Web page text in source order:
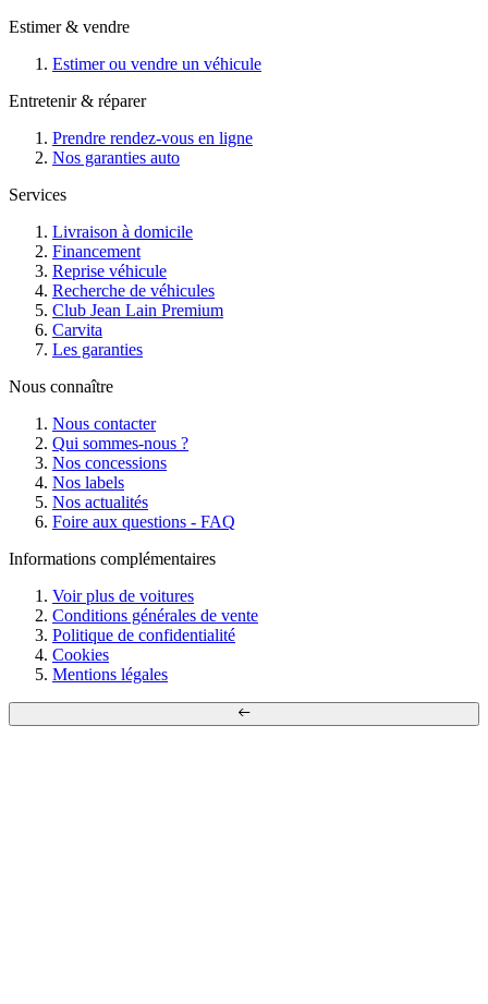
Estimer & vendre
Estimer ou vendre un véhicule
Entretenir & réparer
Prendre rendez-vous en ligne
Nos garanties auto
Services
Livraison à domicile
Financement
Reprise véhicule
Recherche de véhicules
Club Jean Lain Premium
Carvita
Les garanties
Nous connaître
Nous contacter
Qui sommes-nous ?
Nos concessions
Nos labels
Nos actualités
Foire aux questions - FAQ
Informations complémentaires
Voir plus de voitures
Conditions générales de vente
Politique de confidentialité
Cookies
Mentions légales